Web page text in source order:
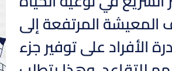
المعيشة المرتفعة إلى
الأفراد على توفير جزء